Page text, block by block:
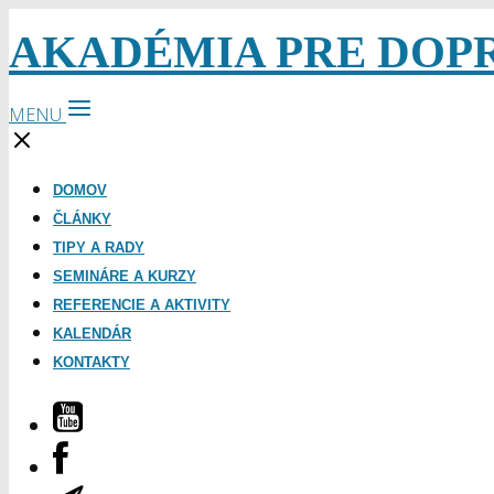
AKADÉMIA PRE
MENU
DOMOV
ČLÁNKY
TIPY A RADY
SEMINÁRE A KURZY
REFERENCIE A AKTIVITY
KALENDÁR
KONTAKTY